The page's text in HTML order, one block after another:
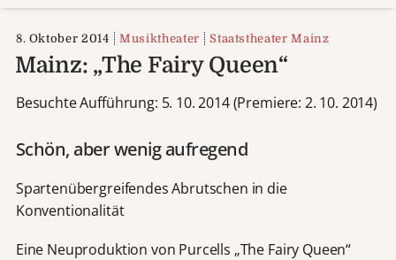
8. Oktober 2014 Musiktheater Staatstheater Mainz
Mainz: „The Fairy Queen“
Besuchte Aufführung: 5. 10. 2014 (Premiere: 2. 10. 2014)
Schön, aber wenig aufregend
Spartenübergreifendes Abrutschen in die
Konventionalität
Eine Neuproduktion von Purcells „The Fairy Queen“